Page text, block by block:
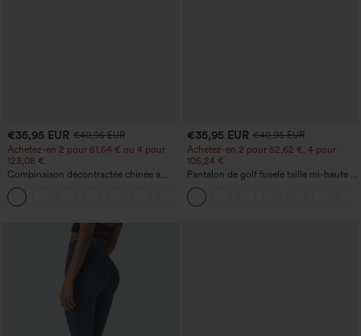
€35,95 EUR €40,95 EUR
Achetez-en 2 pour 61,54 € ou 4 pour
123,08 €.
Combinaison décontractée chinée à
bretelles réglables, fronces et jambes
larges, avec poches — facile comme
tout
€35,95 EUR €40,95 EUR
Achetez-en 2 pour 52,62 €, 4 pour
105,24 €
Pantalon de golf fuselé taille mi-haute à
cordon, ourlet incurvé, séchage rapide,
avec poches — UPF40+